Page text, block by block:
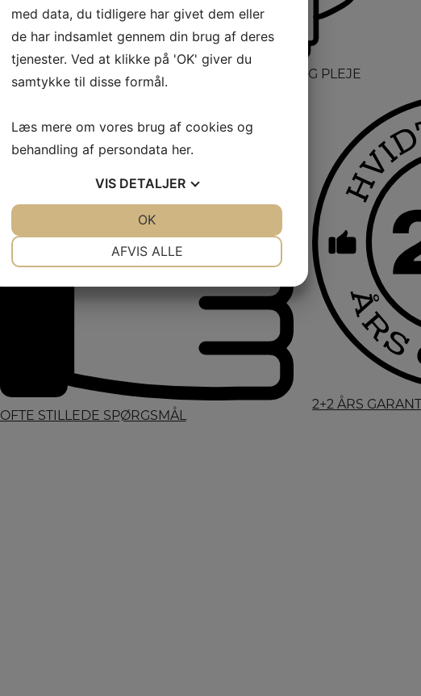
PERSONLIG PLEJE
OFTE STILLEDE SPØRGSMÅL
2+2 ÅRS GARANTI
med data, du tidligere har givet dem eller
de har indsamlet gennem din brug af deres
tjenester. Ved at klikke på 'OK' giver du
samtykke til disse formål.
Læs mere om vores brug af cookies og
behandling af persondata her.
VIS DETALJER
STATISTIK
AFVIS ALLE
OK